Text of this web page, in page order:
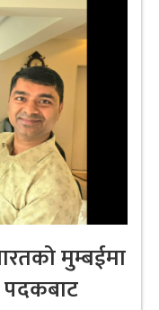
मुम्बईमा
पदकबाट